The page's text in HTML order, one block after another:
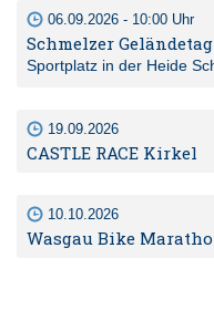
06.09.2026 - 10:00 Uhr
Schmelzer
Sportplatz in der Heide
19.09.2026
CASTLE RACE Kirkel
10.10.2026
Wasgau Bike